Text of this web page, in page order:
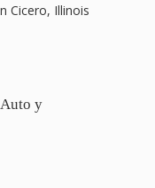
Cicero, Illinois
y